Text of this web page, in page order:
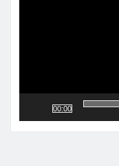
00:00